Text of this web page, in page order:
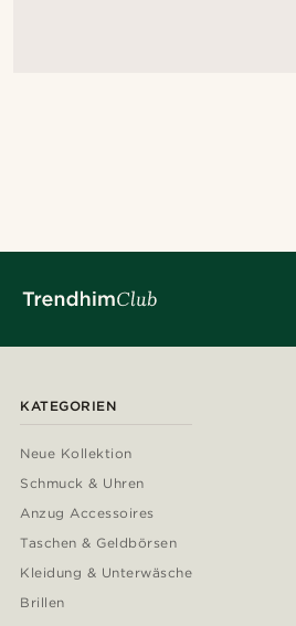
KATEGORIEN
Neue Kollektion
Schmuck & Uhren
Anzug Accessoires
Taschen & Geldbörsen
Kleidung & Unterwäsche
Brillen